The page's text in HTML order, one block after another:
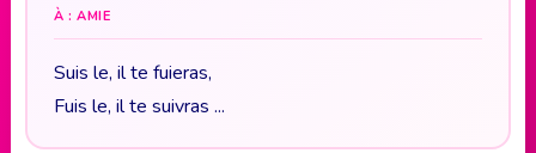
À : AMIE
Suis le, il te fuieras,
Fuis le, il te suivras ...